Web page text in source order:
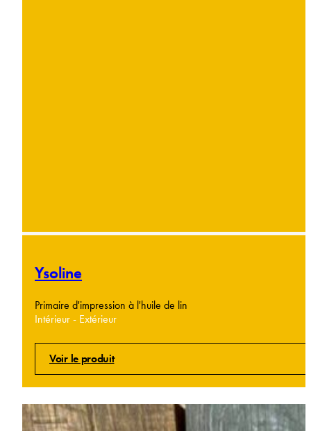
Ysoline
Primaire d'impression à l'huile de lin
Intérieur - Extérieur
Voir le produit